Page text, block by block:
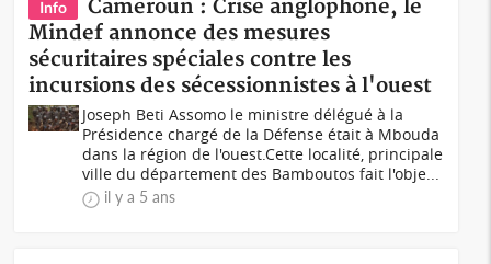
Info
Cameroun : Crise anglophone, le
Mindef annonce des mesures
sécuritaires spéciales contre les
incursions des sécessionnistes à l'ouest
Joseph Beti Assomo le ministre délégué à la
Présidence chargé de la Défense était à Mbouda
dans la région de l'ouest.Cette localité, principale
ville du département des Bamboutos fait l'obje...
il y a 5 ans